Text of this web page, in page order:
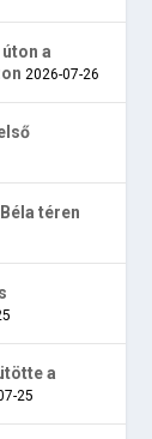
a
2026-07-26
téren
a
25